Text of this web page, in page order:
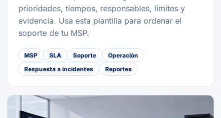
prioridades, tiempos, responsables, límites y
evidencia. Usa esta plantilla para ordenar el
soporte de tu MSP.
MSP SLA Soporte
Operación
Respuesta a incidentes
Reportes